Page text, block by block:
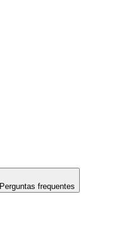
Perguntas frequentes